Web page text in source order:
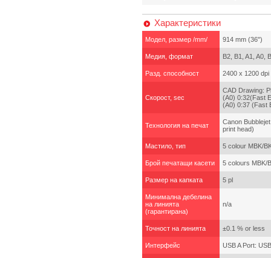
Характеристики
Модел, размер /mm/ 914 mm (36")
Медия, формат B2, B1, A1, A0,
Разд. способност 2400 x 1200 dpi
Скорост, sec
CAD Drawing:
(A0) 0:32(Fast
(A0) 0:37 (Fast
Технология на печат
Canon
print head)
Мастило, тип 5 colour MBK/
Брой печатащи касети 5 colours MBK/
Размер на капката 5 pl
Минимална дебелина
на линията
(гарантирана)
n/a
Точност на линията ±0.1 % or less
Интерфейс USB A Port: